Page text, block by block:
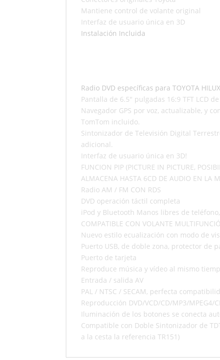
Mantiene control de volante original
Interfaz de usuario única en 3D
Instalación Incluida
Radio DVD específicas para TOYOTA
Pantalla de 6.5″ pulgadas 16:9 TFT LCD
Navegador GPS por voz, actualizable, y
TomTom incluido.
Sintonizador de Televisión Digital
adicional.
Interfaz de usuario única en 3D!
FUNCION PIP (PICTURE IN PICTURE,
ALMACENA HASTA 6CD DE AUDIO EN LA
Radio AM / FM CON RDS
DVD operación táctil completa
iPod y Bluetooth Manos libres de
COMPATIBLE CON VOLANTE
Nuevo estilo ecualización con modo de
Puerto USB, de doble zona, protector de
Puerto de tarjeta
Reproduce música y vídeo al mismo
Entrada / salida AV
PAL / NTSC / SECAM, perfecta
Reproducción DVD/VCD/CD/MP3/MPEG4/
Iluminación de los botones se conecta
Compatible con Doble Sintonizador de
a la cesta la referencia TR151)